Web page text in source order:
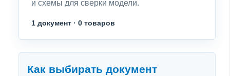
и схемы для сверки модели.
1 документ · 0 товаров
Как выбирать документ